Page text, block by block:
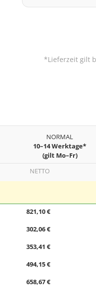
*Lieferzeit gilt
NORMAL
10–14 Werktage*
(gilt Mo–Fr)
NETTO
821,10 €
302,06 €
353,41 €
494,15 €
658,67 €